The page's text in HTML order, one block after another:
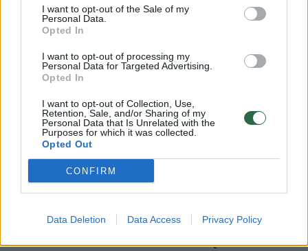
I want to opt-out of the Sale of my
Personal Data.
Opted In
I want to opt-out of processing my
Personal Data for Targeted Advertising.
Opted In
I want to opt-out of Collection, Use,
Retention, Sale, and/or Sharing of my
Personal Data that Is Unrelated with the
Purposes for which it was collected.
Opted Out
CONFIRM
Data Deletion Data Access Privacy Policy
10 000 žingsnių taisyklė –
pramanas: atskleidė, kiek užtenka
iš tikrųjų
Lrytas.lt
Tikriausiai esate girdėję, kad 10 000
sveikatą ir ilgaamžiškumą. Bet ar šis
skaičius nėra „nuleistas iš lubų“?